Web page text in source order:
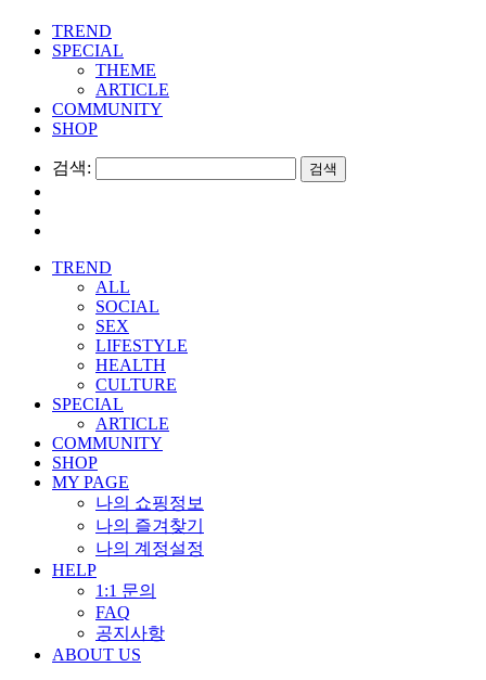
TREND
SPECIAL
THEME
ARTICLE
COMMUNITY
SHOP
검색:
TREND
ALL
SOCIAL
SEX
LIFESTYLE
HEALTH
CULTURE
SPECIAL
ARTICLE
COMMUNITY
SHOP
MY PAGE
나의 쇼핑정보
나의 즐겨찾기
나의 계정설정
HELP
1:1 문의
FAQ
공지사항
ABOUT US